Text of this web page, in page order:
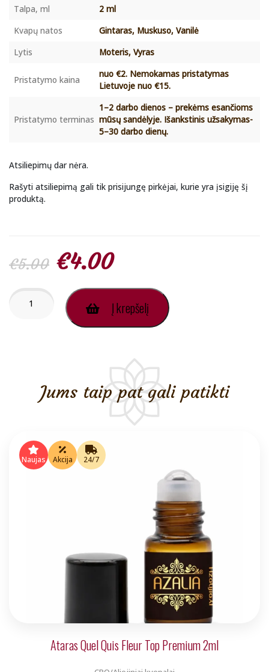
Talpa, ml
2 ml
Kvapų natos
Gintaras, Muskuso, Vanilė
Lytis
Moteris, Vyras
Pristatymo kaina
nuo €2. Nemokamas pristatymas
Lietuvoje nuo €15.
Pristatymo terminas
1–2 darbo dienos – prekėms esančioms
mūsų sandėlyje. Išankstinis užsakymas-
5–30 darbo dienų.
Atsiliepimų dar nėra.
Rašyti atsiliepimą gali tik prisijungę pirkėjai, kurie yra įsigiję šį
produktą.
€5.00 Original
price
was:
€4.00Current
price
is:
€4.00.
produkto
kiekis:
Į krepšelį
Jums taip pat gali patikti
Naujas Akcija 24/7
Ataras Quel Quis Fleur Top Premium 2ml